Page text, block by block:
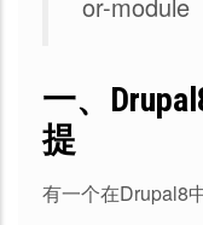
一、
提
有一个在Drupal8